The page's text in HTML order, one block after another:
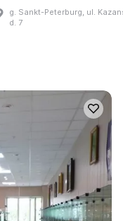
g. Sankt-Peterburg, ul.
d. 7